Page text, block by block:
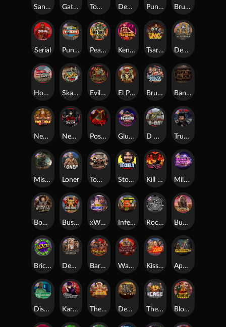
Nexus Blood & Shadow
Kill Em All
Blood Diamond
Dead, Dead, or Deader
Nexus Fire In The Hole xBomb
Dead Men Walking
Tsar Wars
Brute Force
Home of the Brave
Tombstone Slaughter
Skate or Die
Stockholm Syndrome
Apocalypse Super xNudge
Punk Rocker 2
Deadwood R.I.P
Bangkok Hilton
Brute Force: Alien Onslaught
Gator Hunters
Loner
Kenneth Must Die
Tombstone No Mercy
Kiss My Chainsaw
Rock Bottom
The Cage
xWays Hoarder 2
Bounty Hunters xNudge®
El Pasa Gunfight xNudge
Brick Snake 2000 Warrior Graveyard xNudge
Barbarian Fury
Evil Goblins xBomb
San Quentin xWays
Gluttony
Serial Punk Toilet
Possessed
Deadwood xNudge
Disturbed
Buffalo Hunter
Milky Ways
Pearl Harbor
Infectious 5 xWays
Misery Mining
True Grit Redemption
Karen Maneater
Bushido Way xNudge
D Day
The Border